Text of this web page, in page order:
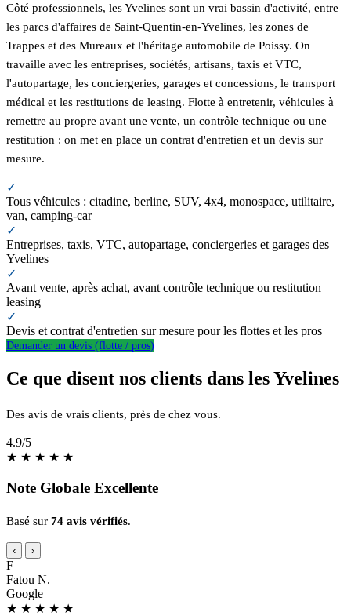
Côté professionnels, les Yvelines sont un vrai bassin d'activité, entre
les parcs d'affaires de Saint-Quentin-en-Yvelines, les zones de
Trappes et des Mureaux et l'héritage automobile de Poissy. On
travaille avec les entreprises, sociétés, artisans, taxis et VTC,
l'autopartage, les conciergeries, garages et concessions, le transport
médical et les restitutions de leasing. Flotte à entretenir, véhicules à
remettre au propre avant une vente, un contrôle technique ou une
restitution : on met en place un contrat d'entretien et un devis sur
mesure.
✓
Tous véhicules : citadine, berline, SUV, 4x4, monospace, utilitaire,
van, camping-car
✓
Entreprises, taxis, VTC, autopartage, conciergeries et garages des
Yvelines
✓
Avant vente, après achat, avant contrôle technique ou restitution
leasing
✓
Devis et contrat d'entretien sur mesure pour les flottes et les pros
Demander un devis (flotte / pros)
Ce que disent nos clients dans les Yvelines
Des avis de vrais clients, près de chez vous.
4.9/5
★ ★ ★ ★ ★
Note Globale Excellente
Basé sur 74 avis vérifiés.
‹ ›
F
Fatou N.
Google
★ ★ ★ ★ ★